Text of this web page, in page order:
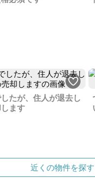
たが、住人が退去し
ます
近くの物件を探す